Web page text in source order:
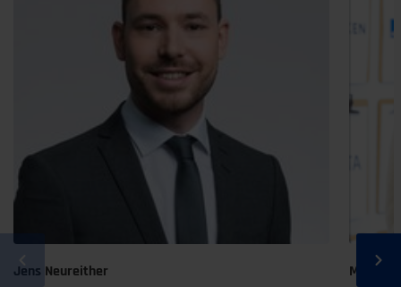
Jens Neureither M.Eng.